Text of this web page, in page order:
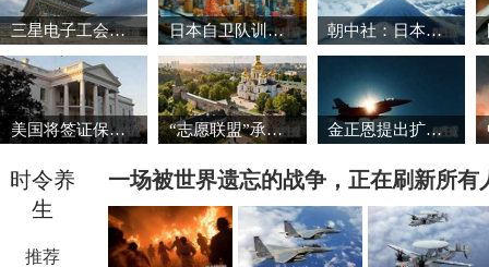
三星电子工会暂缓罢工 韩国股市强劲反弹 日本自卫队训练场爆炸事故致3死1重伤 朝中社：日本推动军国主义复活将触碰“红线”
美国将签证保证金国家名单扩大至38国 “志愿联盟”承诺向乌克兰提供安全保障 金正恩提出扩大导弹生产能力的必要性
时令养
生
推荐
一场被世界遗忘的战争，正在刷新所有